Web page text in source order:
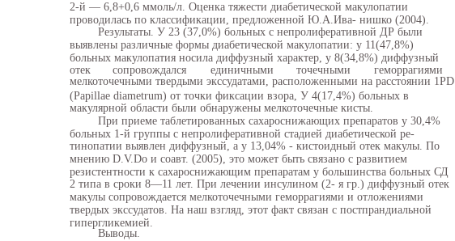
2-й — 6,8+0,6 ммоль/л. Оценка тяжести диабетической макулопатии
проводилась по классификации, предложенной Ю.А.Ива- нишко (2004).
Результаты. У 23 (37,0%) больных с непролиферативной ДР были
выявлены различные формы диабетической макулопатии: у 11(47,8%)
больных макулопатия носила диффузный характер, у 8(34,8%) диффузный
отек
сопровождался единичными точечными геморрагиями
мелкоточечными твердыми экссудатами, расположенными на расстоянии 1PD
(Papillae diametrum) от точки фиксации взора, У 4(17,4%) больных в
макулярной области были обнаружены мелкоточечные кисты.
При приеме таблетированных сахароснижающих препаратов у 30,4%
больных 1-й группы с непролиферативной стадией диабетической ре-
тинопатии выявлен диффузный, а у 13,04% - кистоидный отек макулы. По
мнению D.V.Do и соавт. (2005), это может быть связано с развитием
резистентности к сахароснижающим препаратам у большинства больных СД
2 типа в сроки 8—11 лет. При лечении инсулином (2- я гр.) диффузный отек
макулы сопровождается мелкоточечными геморрагиями и отложениями
твердых экссудатов. На наш взгляд, этот факт связан с постпрандиальной
гипергликемией.
Выводы.